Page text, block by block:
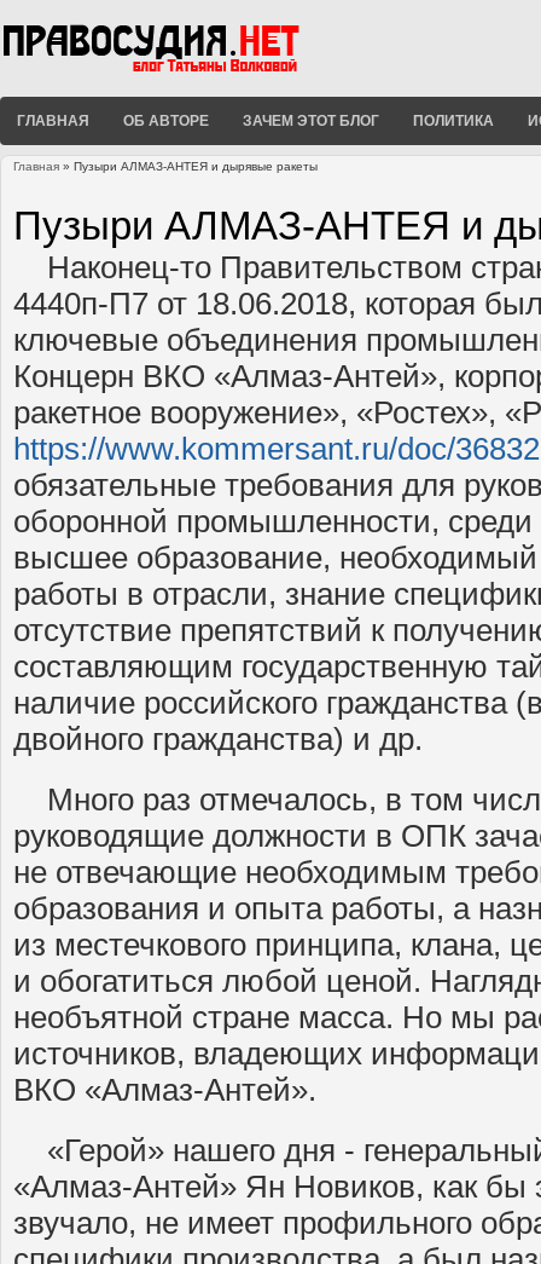
ГЛАВНАЯ ОБ АВТОРЕ ЗАЧЕМ ЭТОТ БЛОГ ПОЛИТИКА
Главная » Пузыри АЛМАЗ-АНТЕЯ и дырявые ракеты
Пузыри АЛМАЗ-АНТЕЯ и
Наконец-то Правительством
4440п-П7 от 18.06.2018, которая
ключевые объединения
Концерн ВКО «Алмаз-Антей»,
ракетное вооружение», «Ростех»,
https://www.kommersant.ru/doc/
обязательные требования для
оборонной промышленности,
высшее образование,
работы в отрасли, знание
отсутствие препятствий к
составляющим государственную
наличие российского гражданства
двойного гражданства) и др.
Много раз отмечалось, в том
руководящие должности в ОПК
не отвечающие необходимым
образования и опыта работы, а
из местечкового принципа, клана,
и обогатиться любой ценой.
необъятной стране масса. Но мы
источников, владеющих
ВКО «Алмаз-Антей».
«Герой» нашего дня -
«Алмаз-Антей» Ян Новиков, как бы
звучало, не имеет профильного